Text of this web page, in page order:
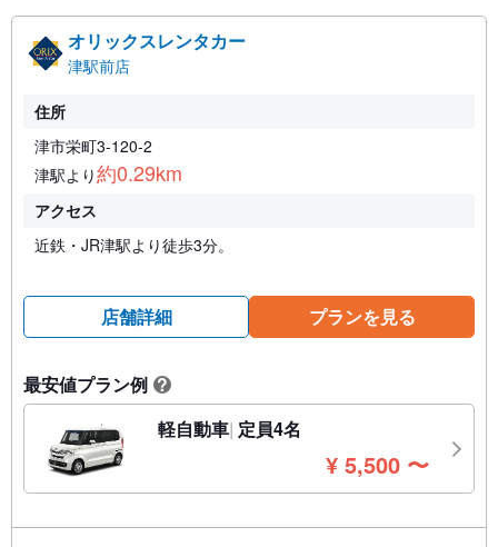
オリックスレンタカー
津駅前店
住所
津市栄町3-120-2
津駅より約0.29km
アクセス
近鉄・JR津駅より徒歩3分。
店舗詳細 プランを見る
最安値プラン例 ?
軽自動車 定員4名
¥ 5,500 円
〜